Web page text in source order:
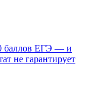
баллов ЕГЭ — и
не гарантирует